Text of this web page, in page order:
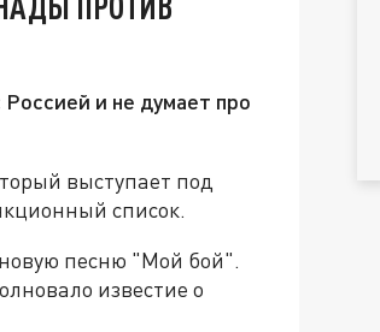
и не думает про
выступает под
список.
песню "Мой бой".
известие о